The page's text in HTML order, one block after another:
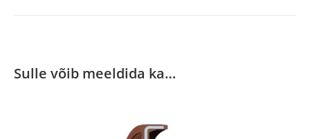
Sulle võib meeldida ka…